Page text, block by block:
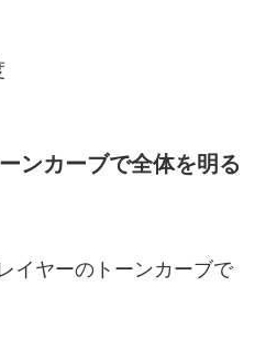
ンカーブで全体を明る
イヤーのトーンカーブで